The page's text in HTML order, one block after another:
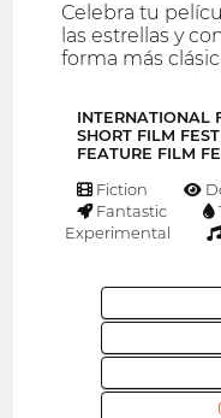
Celebra tu
las estrellas y
forma más
INTERNATIONAL
SHORT FILM
FEATURE FILM
Fiction
Fantastic
Experimental